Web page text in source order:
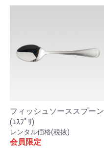
フィッシュソーススプーン
(ｴｽﾌﾟﾘ)
レンタル価格(税抜)
会員限定